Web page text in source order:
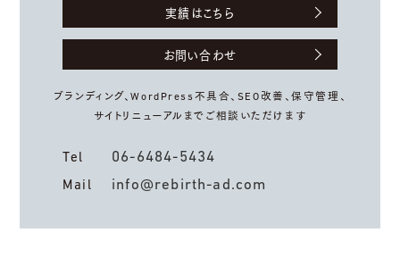
実績はこちら
お問い合わせ
ブランディング、WordPress不具合、 SEO改善、保守管理、
サイトリニューアルまでご相談いただけます
Tel 06-6484-5434
Mail info@rebirth-ad.com